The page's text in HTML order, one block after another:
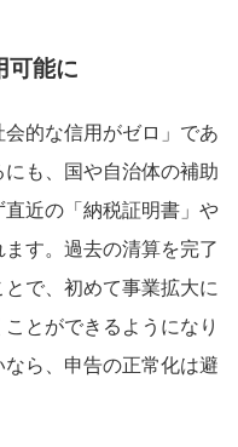
可能に
的な信用がゼロ」であ
も、国や自治体の補助
近の「納税証明書」や
ます。過去の清算を完了
で、初めて事業拡大に
とができるようになり
ら、申告の正常化は避